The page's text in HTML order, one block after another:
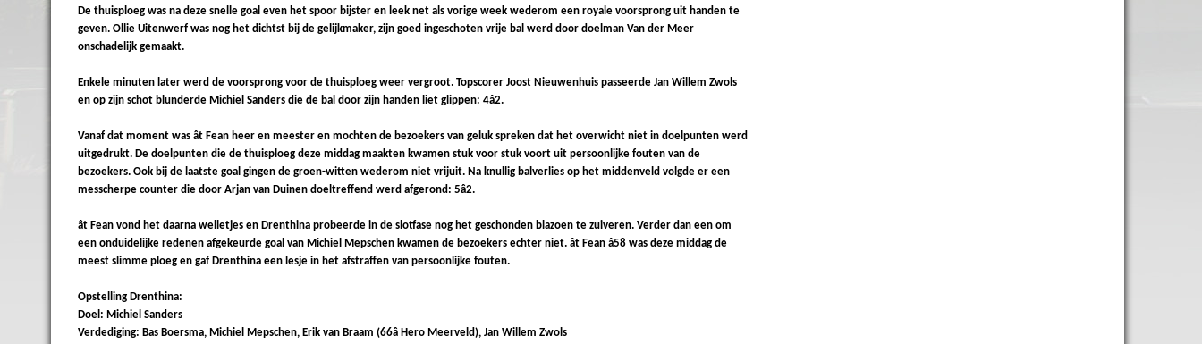
De thuisploeg was na deze snelle goal even het spoor bijster en leek net als vorige week wederom een royale voorsprong uit handen te
geven. Ollie Uitenwerf was nog het dichtst bij de gelijkmaker, zijn goed ingeschoten vrije bal werd door doelman Van der Meer
onschadelijk gemaakt.
Enkele minuten later werd de voorsprong voor de thuisploeg weer vergroot. Topscorer Joost Nieuwenhuis passeerde Jan Willem Zwols
en op zijn schot blunderde Michiel Sanders die de bal door zijn handen liet glippen: 4â2.
Vanaf dat moment was ât Fean heer en meester en mochten de bezoekers van geluk spreken dat het overwicht niet in doelpunten werd
uitgedrukt. De doelpunten die de thuisploeg deze middag maakten kwamen stuk voor stuk voort uit persoonlijke fouten van de
bezoekers. Ook bij de laatste goal gingen de groen-witten wederom niet vrijuit. Na knullig balverlies op het middenveld volgde er een
messcherpe counter die door Arjan van Duinen doeltreffend werd afgerond: 5â2.
ât Fean vond het daarna welletjes en Drenthina probeerde in de slotfase nog het geschonden blazoen te zuiveren. Verder dan een om
een onduidelijke redenen afgekeurde goal van Michiel Mepschen kwamen de bezoekers echter niet. ât Fean â58 was deze middag de
meest slimme ploeg en gaf Drenthina een lesje in het afstraffen van persoonlijke fouten.
Opstelling Drenthina:
Doel: Michiel Sanders
Verdediging: Bas Boersma, Michiel Mepschen, Erik van Braam (66â Hero Meerveld), Jan Willem Zwols